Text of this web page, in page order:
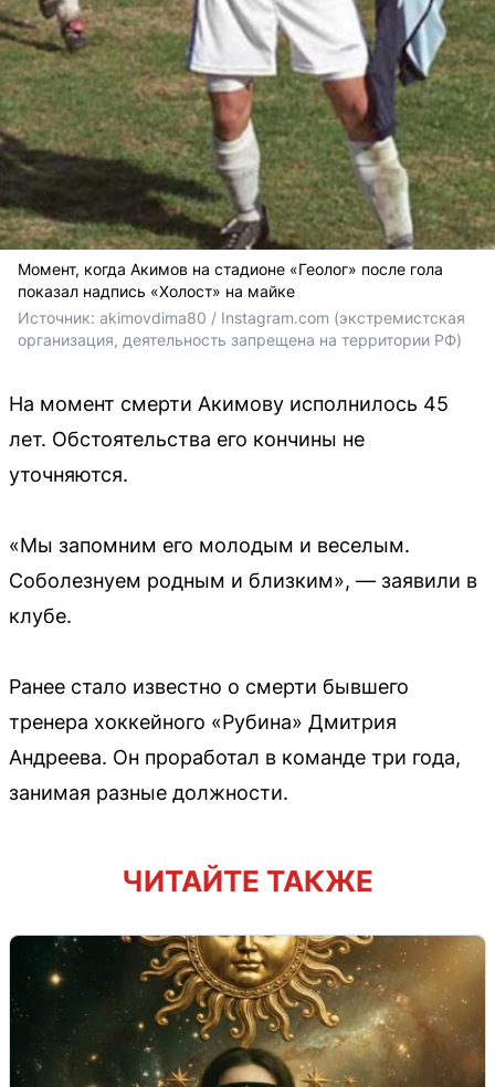
Момент, когда Акимов на стадионе «Геолог» после гола
показал надпись «Холост» на майке
Источник: akimovdima80 / Instagram.com (экстремистская
организация, деятельность запрещена на территории РФ)
На момент смерти Акимову исполнилось 45
лет. Обстоятельства его кончины не
уточняются.
«Мы запомним его молодым и веселым.
Соболезнуем родным и близким», — заявили в
клубе.
Ранее стало известно о смерти бывшего
тренера хоккейного «Рубина» Дмитрия
Андреева. Он проработал в команде три года,
занимая разные должности.
ЧИТАЙТЕ ТАКЖЕ